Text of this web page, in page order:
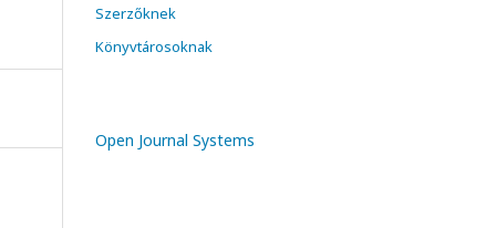
Szerzőknek
Könyvtárosoknak
Open Journal Systems